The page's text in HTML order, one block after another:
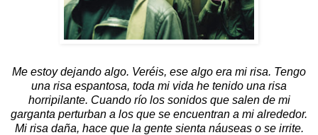
Me estoy dejando algo. Veréis, ese algo era mi risa. Tengo
una risa espantosa, toda mi vida he tenido una risa
horripilante. Cuando río los sonidos que salen de mi
garganta perturban a los que se encuentran a mi alrededor.
Mi risa daña, hace que la gente sienta náuseas o se irrite.